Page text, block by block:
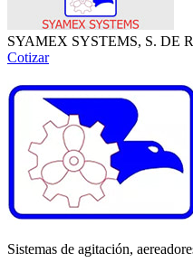
SYAMEX SYSTEMS, S. DE
Cotizar
Sistemas de agitación,